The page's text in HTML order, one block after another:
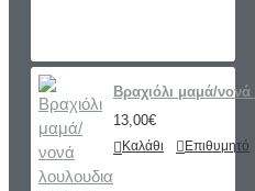
Βραχιόλι μαμά/
13,00€
Καλάθι Επιθυμητό